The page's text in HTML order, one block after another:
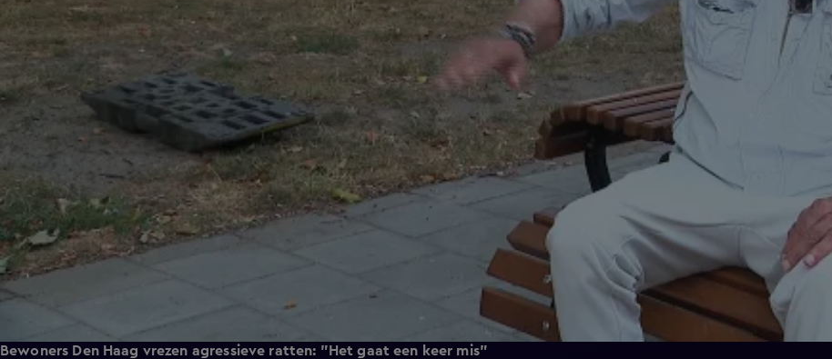
Bewoners Den Haag vrezen agressieve ratten: "Het gaat een keer mis"